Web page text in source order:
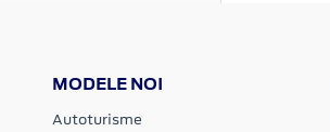
MODELE NOI
Autoturisme